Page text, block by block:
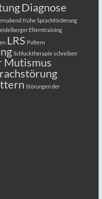
Diagnose
frühe Sprachförderung
Elterntraining
LRS Poltern
Schlucktherapie schreiben
Mutismus
Störungen der